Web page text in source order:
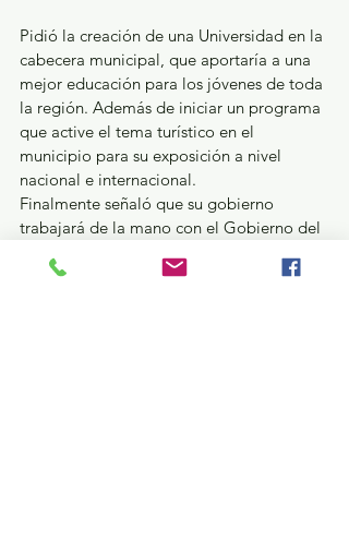
Pidió la creación de una Universidad en la
cabecera municipal, que aportaría a una
mejor educación para los jóvenes de toda
la región. Además de iniciar un programa
que active el tema turístico en el
municipio para su exposición a nivel
nacional e internacional.
Finalmente señaló que su gobierno
trabajará de la mano con el Gobierno del
compromisos, pero sobre todo habrá un